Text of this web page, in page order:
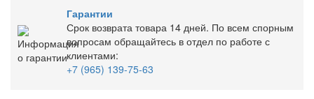
Гарантии
Срок возврата товара 14 дней. По всем спорным
вопросам обращайтесь в отдел по работе с
клиентами:
+7 (965) 139-75-63